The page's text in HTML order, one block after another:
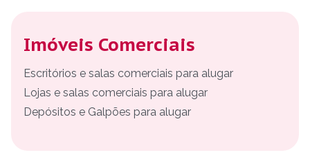
Imóveis Comerciais
Escritórios e salas comerciais para alugar
Lojas e salas comerciais para alugar
Depósitos e Galpões para alugar